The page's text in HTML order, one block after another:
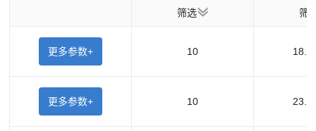
筛选 筛
更多参数+ 10
更多参数+ 10